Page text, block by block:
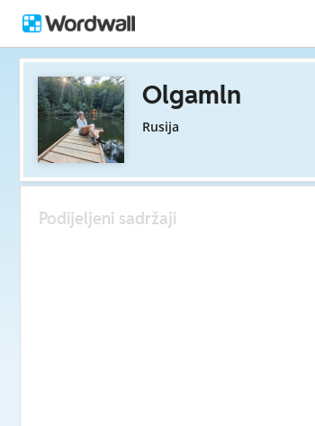
Olgamln
Rusija
Podijeljeni sadržaji